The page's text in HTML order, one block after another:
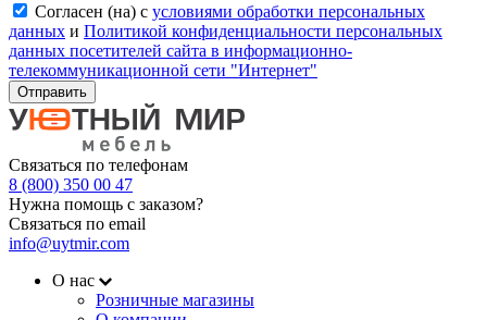
Согласен (на) с условиями обработки персональных
данных и Политикой конфиденциальности персональных
данных посетителей сайта в информационно-
телекоммуникационной сети "Интернет"
Отправить
Связаться по телефонам
8 (800) 350 00 47
Нужна помощь с заказом?
Связаться по email
info@uytmir.com
О нас
Розничные магазины